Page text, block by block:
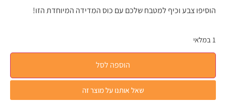
הוסיפו צבע וכיף למטבח שלכם עם כוס המדידה המיוחדת הזו!
1 במלאי
הוספה לסל
שאל אותנו על מוצר זה